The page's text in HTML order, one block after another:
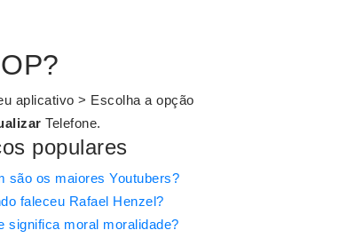
aplicativo > Escolha a opção
Telefone.
populares
são os maiores Youtubers?
faleceu Rafael Henzel?
significa moral moralidade?